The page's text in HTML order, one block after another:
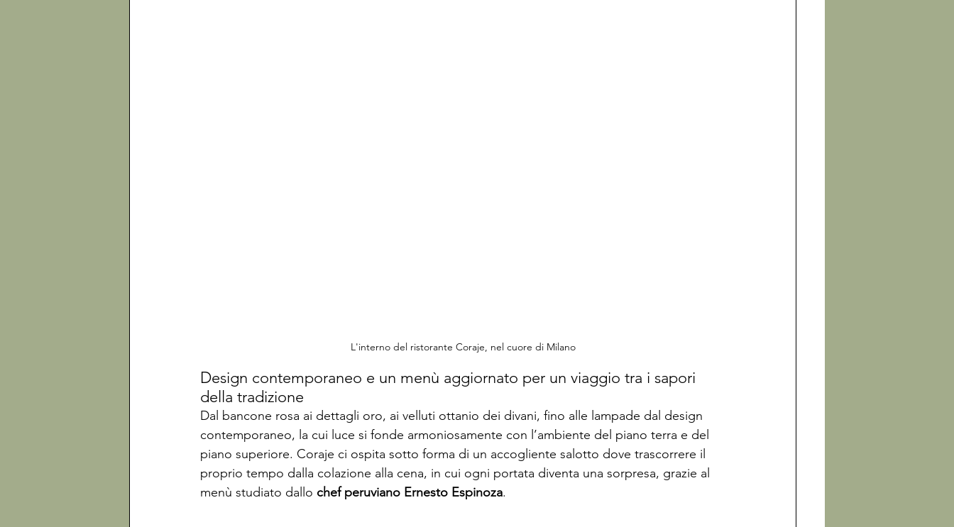
L'interno del ristorante Coraje, nel cuore di Milano
Design contemporaneo e un menù aggiornato per un viaggio tra i sapori
della tradizione
Dal bancone rosa ai dettagli oro, ai velluti ottanio dei divani, fino alle lampade dal design
contemporaneo, la cui luce si fonde armoniosamente con l’ambiente del piano terra e del
piano superiore. Coraje ci ospita sotto forma di un accogliente salotto dove trascorrere il
proprio tempo dalla colazione alla cena, in cui ogni portata diventa una sorpresa, grazie al
menù studiato dallo chef peruviano Ernesto Espinoza.